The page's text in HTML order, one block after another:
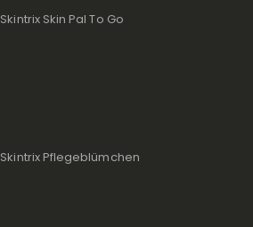
Skintrix Skin Pal To Go
Skintrix Pflegeblümchen